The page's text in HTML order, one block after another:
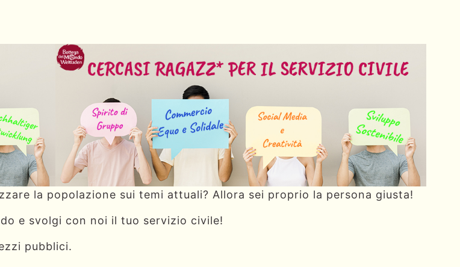
la popolazione sui temi attuali? Allora sei proprio la persona giusta!
e svolgi con noi il tuo servizio civile!
pubblici.